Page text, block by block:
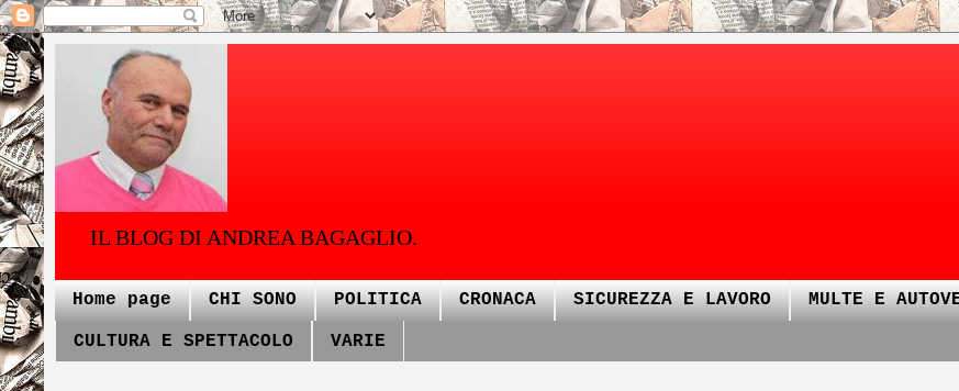
IL BLOG DI ANDREA BAGAGLIO.
Home page CHI SONO POLITICA CRONACA SICUREZZA E LAVORO MULTE E
CULTURA E SPETTACOLO VARIE